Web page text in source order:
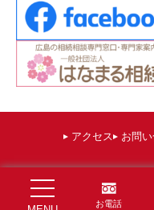
アクセス お問
広島 相続税申告相談プラザ
お電話